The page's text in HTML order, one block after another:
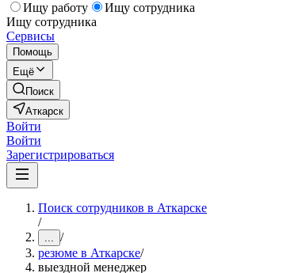
Ищу работу
Ищу сотрудника
Ищу сотрудника
Сервисы
Помощь
Ещё
Поиск
Аткарск
Войти
Войти
Зарегистрироваться
Поиск сотрудников в Аткарске
/
... /
резюме в Аткарске/
выездной менеджер